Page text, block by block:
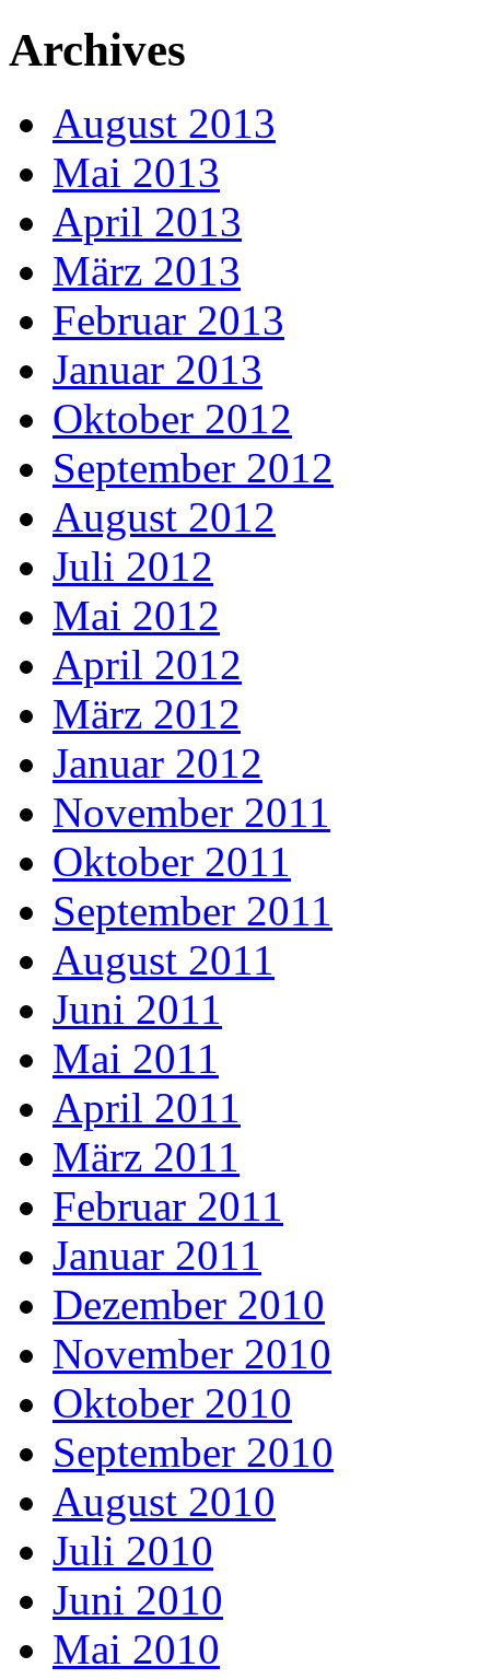
Archives
August 2013
Mai 2013
April 2013
März 2013
Februar 2013
Januar 2013
Oktober 2012
September 2012
August 2012
Juli 2012
Mai 2012
April 2012
März 2012
Januar 2012
November 2011
Oktober 2011
September 2011
August 2011
Juni 2011
Mai 2011
April 2011
März 2011
Februar 2011
Januar 2011
Dezember 2010
November 2010
Oktober 2010
September 2010
August 2010
Juli 2010
Juni 2010
Mai 2010